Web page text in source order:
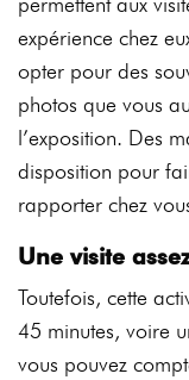
expérience chez
opter pour des
photos que vous
l’exposition. Des
disposition pour
rapporter chez
Une visite
Toutefois, cette
45 minutes, voire
vous pouvez